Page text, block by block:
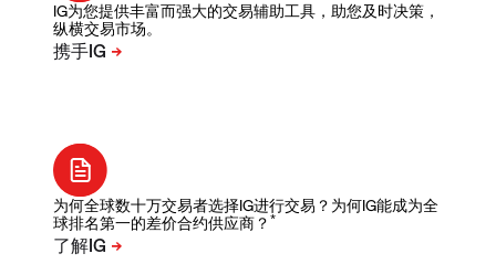
IG为您提供丰富而强大的交易辅助工具，助您及时决策，
纵横交易市场。
为何全球数十万交易者选择IG进行交易？为何IG能成为全
球排名第一的差价合约供应商？ *